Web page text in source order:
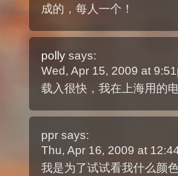
成的，每人一个！
polly says:
Wed, Apr 15, 2009 at
载入很快，我在上海用的
ppr says:
Thu, Apr 16, 2009 at
我是为了试试看我什么颜